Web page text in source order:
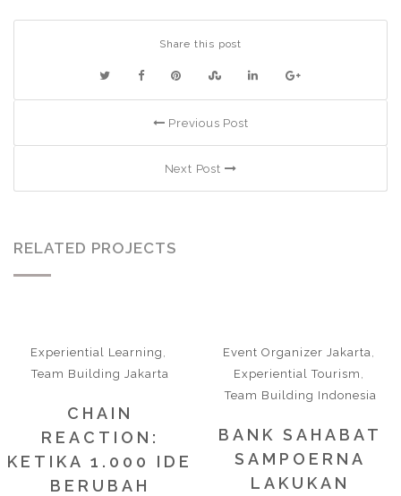
Share this post
Previous Post
Next Post
RELATED PROJECTS
Experiential Learning
Team Building Jakarta
CHAIN
REACTION:
KETIKA 1.000 IDE
BERUBAH
Event Organizer Jakarta
Experiential Tourism
Team Building Indonesia
BANK SAHABAT
SAMPOERNA
LAKUKAN